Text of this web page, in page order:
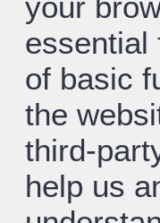
essential
of basic
the
third-
help us